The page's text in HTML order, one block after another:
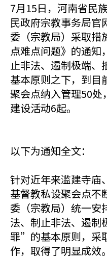
7月15日，河南省民
民政府宗教事务局官
委（宗教局）采取措
点难点问题》的通
止非法、遏制极端
基本原则之下，到目
聚会点纳入管理50处
建设活动6起。
以下为通知全文：
针对近年来滥建寺庙
基督教私设聚会点不
委（宗教局）统一
法、制止非法、遏制
罪”的基本原则，采
作，取得了明显成效。